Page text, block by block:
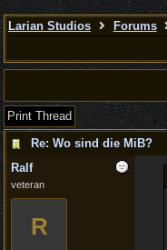
Larian Studios Forums
Print Thread
Re: Wo sind die MiB?
Ralf
veteran
R